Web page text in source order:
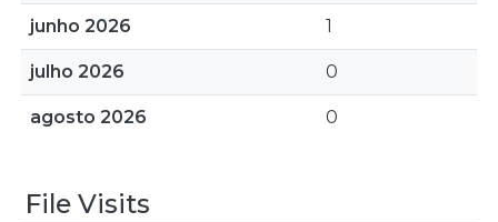
junho 2026 1
julho 2026 0
agosto 2026 0
File Visits